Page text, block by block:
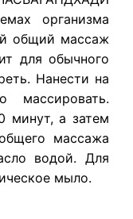
организма
общий массаж
для обычного
Нанести на
массировать.
минут, а затем
массажа
водой. Для
мыло.